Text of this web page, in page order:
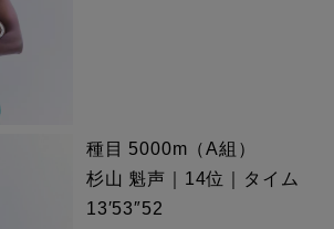
種目 5000m（A組）
杉山 魁声｜14位｜タイム
13′53″52